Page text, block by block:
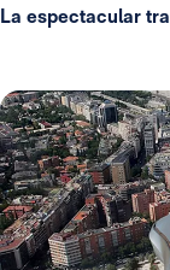
La espectacular